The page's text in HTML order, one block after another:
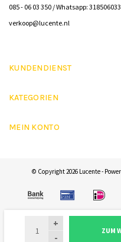
+
-
ZUM
085 - 06 03 350 / Whatsapp:
verkoop@lucente.nl
KUNDENDIENST
KATEGORIEN
MEIN KONTO
© Copyright 2026 Lucente -